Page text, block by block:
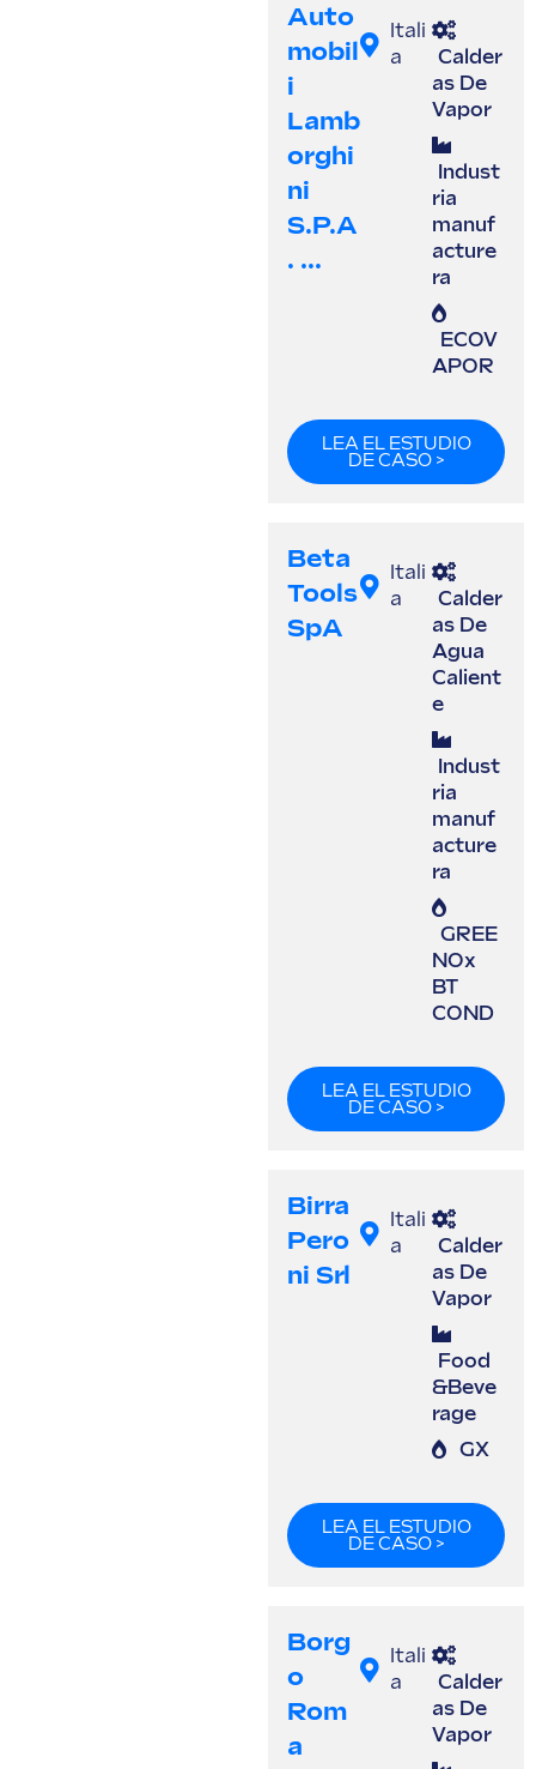
Auto
Mobil
I
Lamb
Orghi
Ni
S.p.A
. ...
Itali
a
Calder
as De
Vapor
Indust
ria
manuf
acture
ra
ECOV
APOR
LEA EL ESTUDIO
DE CASO >
Beta
Tools
SpA
Itali
a
Calder
as De
Agua
Calient
e
Indust
ria
manuf
acture
ra
GREE
NOx
BT
COND
LEA EL ESTUDIO
DE CASO >
Birra
Pero
Ni Srl
Itali
a
Calder
as De
Vapor
Food
&Beve
rage
GX
LEA EL ESTUDIO
DE CASO >
Borg
O
Rom
A
Itali
a
Calder
as De
Vapor